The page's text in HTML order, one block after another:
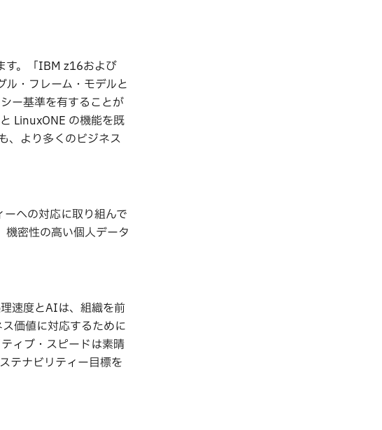
す。「IBM z16および
・フレーム・モデルと
ー基準を有することが
LinuxONE の機能を既
、より多くのビジネス
への対応に取り組んで
機密性の高い個人データ
速度とAIは、組織を前
価値に対応するために
ィブ・スピードは素晴
テナビリティー目標を